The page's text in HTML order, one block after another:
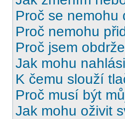
Proč se nemohu
Proč nemohu
Proč jsem
Jak mohu
K čemu slouží
Proč musí být
Jak mohu oživit